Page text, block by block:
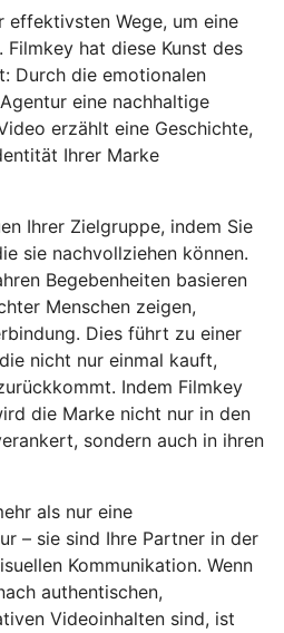
Wege, um eine
hat diese Kunst des
Durch die emotionalen
eine nachhaltige
erzählt eine Geschichte,
Ihrer Marke
Ihrer Zielgruppe, indem Sie
sie nachvollziehen können.
Begebenheiten basieren
Menschen zeigen,
Dies führt zu einer
nicht nur einmal kauft,
Indem Filmkey
die Marke nicht nur in den
sondern auch in ihren
als nur eine
– sie sind Ihre Partner in der
Kommunikation. Wenn
authentischen,
Videoinhalten sind, ist